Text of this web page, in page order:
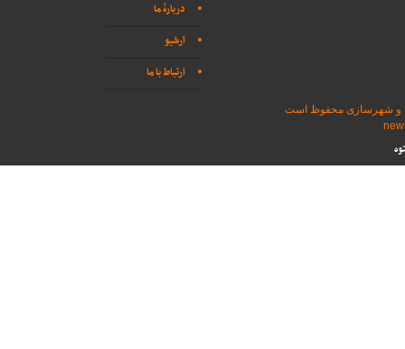
دربارهٔ ما
آرشیو
ارتباط با ما
و شهرسازی محفوظ است